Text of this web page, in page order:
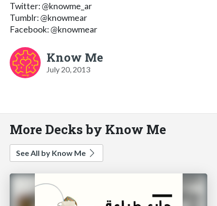
Twitter: @knowme_ar
Tumblr: @knowmear
Facebook: @knowmear
Know Me
July 20, 2013
More Decks by Know Me
See All by Know Me